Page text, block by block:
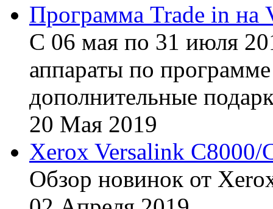
Программа Trade in на
С 06 мая по 31 июля
аппараты по
дополнительные
20 Мая 2019
Xerox Versalink C8000/
Обзор новинок от